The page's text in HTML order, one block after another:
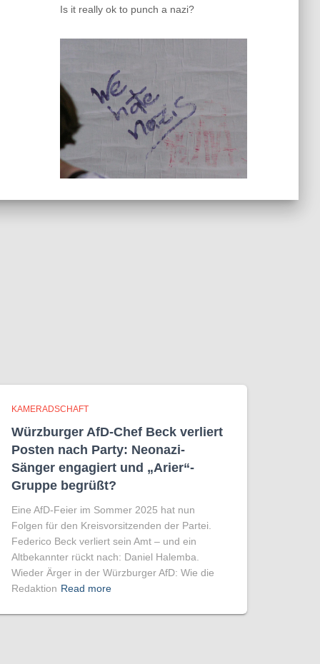
Is it really ok to punch a nazi?
KAMERADSCHAFT
Würzburger AfD-Chef Beck verliert
Posten nach Party: Neonazi-
Sänger engagiert und „Arier“-
Gruppe begrüßt?
Eine AfD-Feier im Sommer 2025 hat nun
Folgen für den Kreisvorsitzenden der Partei.
Federico Beck verliert sein Amt – und ein
Altbekannter rückt nach: Daniel Halemba.
Wieder Ärger in der Würzburger AfD: Wie die
Redaktion Read more